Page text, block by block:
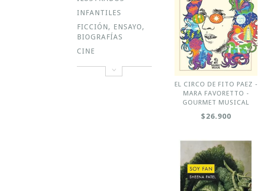
INFANTILES
FICCIÓN, ENSAYO,
BIOGRAFÍAS
CINE
EL CIRCO DE FITO PAEZ -
MARA FAVORETTO -
GOURMET MUSICAL
$26.900